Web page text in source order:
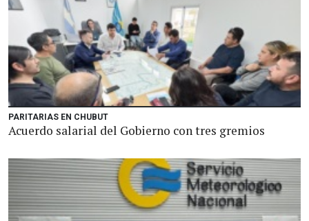
PARITARIAS EN CHUBUT
Acuerdo salarial del Gobierno con tres gremios